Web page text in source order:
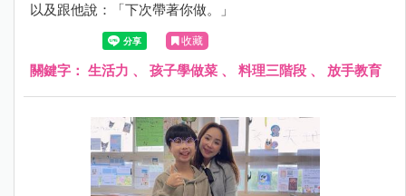
以及跟他說：「下次帶著你做。」
收藏
關鍵字： 生活力 、 孩子學做菜 、 料理三階段 、 放手教育